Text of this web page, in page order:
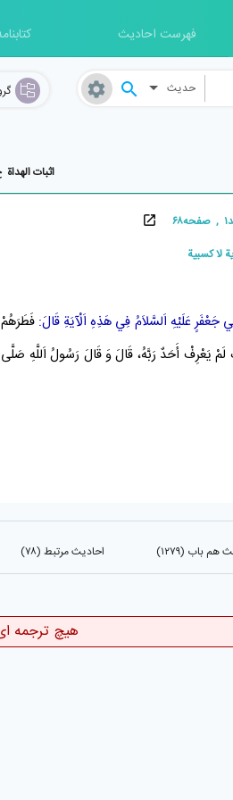
فهرست احادیث
حدیث
اثبات الهداة
لا كسبية
فَطَرَهُمْ
لَمْ يَعْرِفْ أَحَدٌ رَبَّهُ، قَالَ وَ قَالَ رَسُولُ اَللَّهِ
هم باب (۱۲۷۹) احادیث مرتبط (۷۸)
هیچ ترجمه